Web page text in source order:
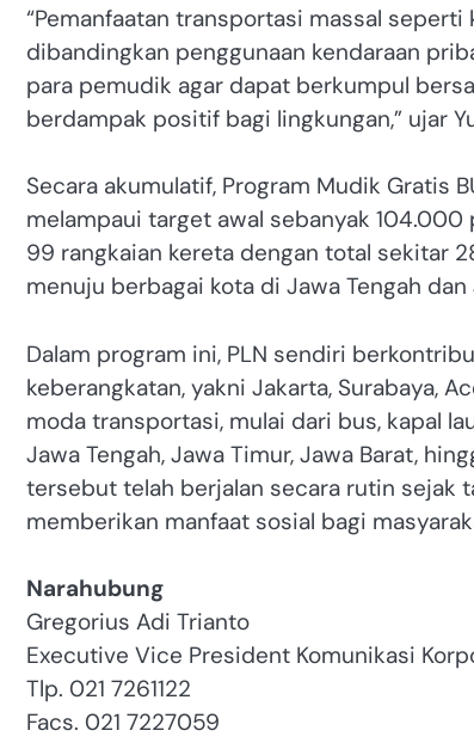
“Pemanfaatan transportasi massal
dibandingkan penggunaan kendaraan
para pemudik agar dapat berkumpul
berdampak positif bagi lingkungan,” ujar
Secara akumulatif, Program Mudik Gratis
melampaui target awal sebanyak 104.000
99 rangkaian kereta dengan total sekitar
menuju berbagai kota di Jawa Tengah dan
Dalam program ini, PLN sendiri
keberangkatan, yakni Jakarta, Surabaya,
moda transportasi, mulai dari bus, kapal
Jawa Tengah, Jawa Timur, Jawa Barat,
tersebut telah berjalan secara rutin sejak
memberikan manfaat sosial bagi
Narahubung
Gregorius Adi Trianto
Executive Vice President Komunikasi
Tlp. 021 7261122
Facs. 021 7227059